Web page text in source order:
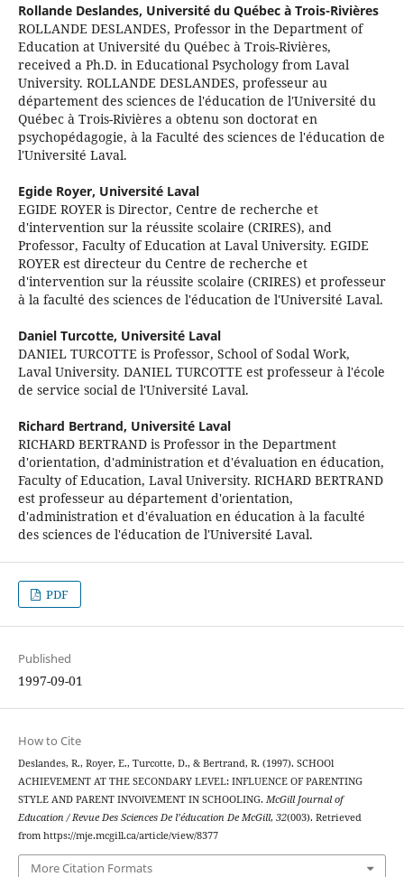
Rollande Deslandes, Université du Québec à Trois-Rivières
ROLLANDE DESLANDES, Professor in the Department of
Education at Université du Québec à Trois-Rivières,
received a Ph.D. in Educational Psychology from Laval
University. ROLLANDE DESLANDES, professeur au
département des sciences de l'éducation de l'Université du
Québec à Trois-Rivières a obtenu son doctorat en
psychopédagogie, à la Faculté des sciences de l'éducation de
l'Université Laval.
Egide Royer, Université Laval
EGIDE ROYER is Director, Centre de recherche et
d'intervention sur la réussite scolaire (CRIRES), and
Professor, Faculty of Education at Laval University. EGIDE
ROYER est directeur du Centre de recherche et
d'intervention sur la réussite scolaire (CRIRES) et professeur
à la faculté des sciences de l'éducation de l'Université Laval.
Daniel Turcotte, Université Laval
DANIEL TURCOTTE is Professor, School of Sodal Work,
Laval University. DANIEL TURCOTTE est professeur à l'école
de service social de l'Université Laval.
Richard Bertrand, Université Laval
RICHARD BERTRAND is Professor in the Department
d'orientation, d'administration et d'évaluation en éducation,
Faculty of Education, Laval University. RICHARD BERTRAND
est professeur au département d'orientation,
d'administration et d'évaluation en éducation à la faculté
des sciences de l'éducation de l'Université Laval.
PDF
Published
1997-09-01
How to Cite
Deslandes, R., Royer, E., Turcotte, D., & Bertrand, R. (1997). SCHOOl
ACHIEVEMENT AT THE SECONDARY LEVEL: INFLUENCE OF PARENTING
STYLE AND PARENT INVOlVEMENT IN SCHOOLING. McGill Journal of
Education / Revue Des Sciences De l’éducation De McGill, 32(003). Retrieved
from https://mje.mcgill.ca/article/view/8377
More Citation Formats